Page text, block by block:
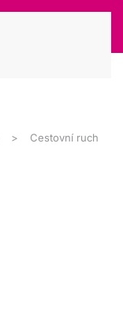
Cestovní ruch